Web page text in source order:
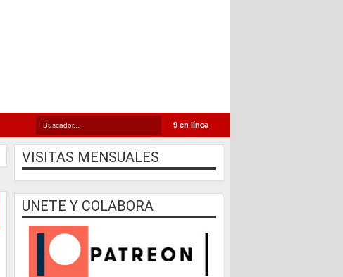
9 en línea
VISITAS MENSUALES
UNETE Y COLABORA